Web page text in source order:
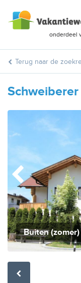
Terug naar de
Schweiberer
Buiten (zomer)